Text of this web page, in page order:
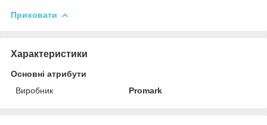
Приховати
Характеристики
Основні атрибути
Виробник
Promark